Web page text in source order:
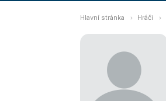
Hlavní stránka Hráči